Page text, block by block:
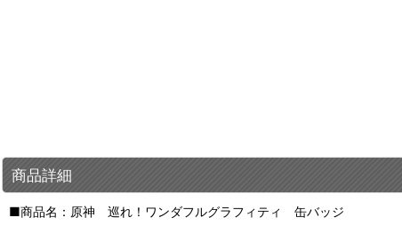
商品詳細
■商品名：原神 巡れ！ワンダフルグラフィティ 缶バッジ